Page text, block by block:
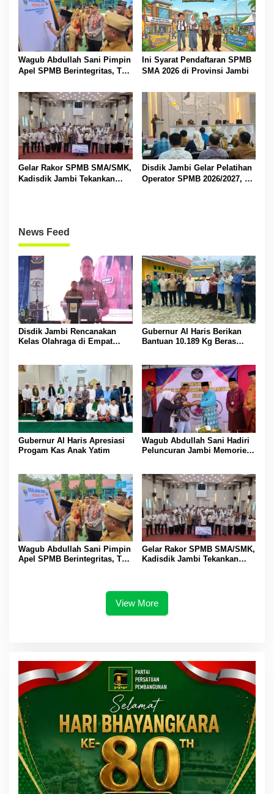
Wagub Abdullah Sani Pimpin
Apel SPMB Berintegritas, Tak
Ini Syarat Pendaftaran SPMB
SMA 2026 di Provinsi Jambi
Gelar Rakor SPMB SMA/SMK,
Kadisdik Jambi Tekankan
Disdik Jambi Gelar Pelatihan
Operator SPMB 2026/2027, M
News Feed
Disdik Jambi Rencanakan
Kelas Olahraga di Empat
Gubernur Al Haris Berikan
Bantuan 10.189 Kg Beras
Gubernur Al Haris Apresiasi
Progam Kas Anak Yatim
Wagub Abdullah Sani Hadiri
Peluncuran Jambi Memories
Wagub Abdullah Sani Pimpin
Apel SPMB Berintegritas, Tak
Gelar Rakor SPMB SMA/SMK,
Kadisdik Jambi Tekankan
View More